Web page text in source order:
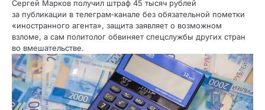
Сергей Марков получил штраф 45 тысяч рублей
за публикации в телеграм‑канале без обязательной пометки
«иностранного агента», защита заявляет о возможном
взломе, а сам политолог обвиняет спецслужбы других стран
во вмешательстве.